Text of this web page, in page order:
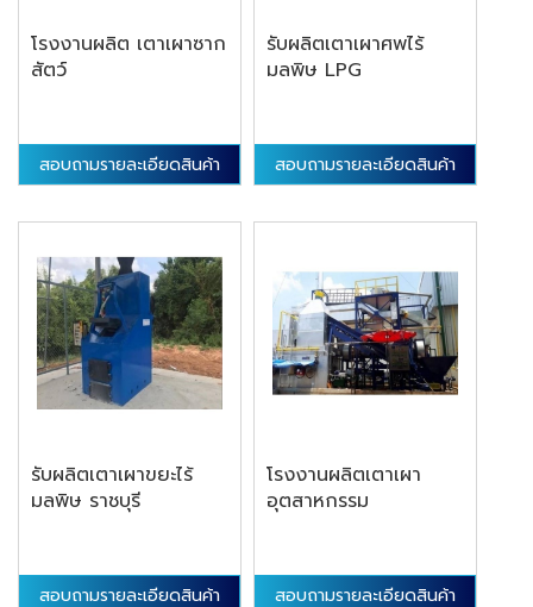
โรงงานผลิต เตาเผาซาก
สัตว์
สอบถามรายละเอียดสินค้า
รับผลิตเตาเผาศพไร้
มลพิษ LPG
สอบถามรายละเอียดสินค้า
รับผลิตเตาเผาขยะไร้
มลพิษ ราชบุรี
สอบถามรายละเอียดสินค้า
โรงงานผลิตเตาเผา
อุตสาหกรรม
สอบถามรายละเอียดสินค้า